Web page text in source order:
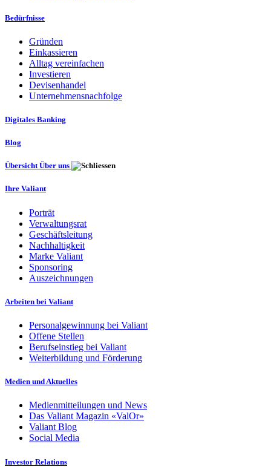
Bedürfnisse
Gründen
Einkassieren
Alltag vereinfachen
Investieren
Devisenhandel
Unternehmensnachfolge
Digitales Banking
Blog
Übersicht Über uns
Ihre Valiant
Porträt
Verwaltungsrat
Geschäftsleitung
Nachhaltigkeit
Marke Valiant
Sponsoring
Auszeichnungen
Arbeiten bei Valiant
Personalgewinnung bei Valiant
Offene Stellen
Berufseinstieg bei Valiant
Weiterbildung und Förderung
Medien und Aktuelles
Medienmitteilungen und News
Das Valiant Magazin «ValOr»
Valiant Blog
Social Media
Investor Relations